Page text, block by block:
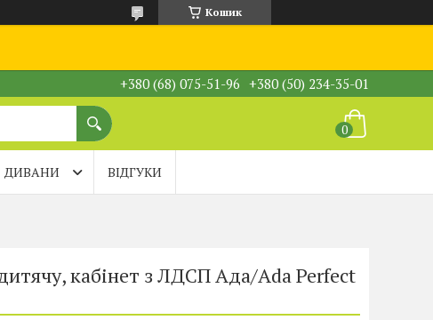
Кошик
+380 (68) 075-51-96 +380 (50) 234-35-01
ДИВАНИ ВІДГУКИ
кабінет з ЛДСП Ада/Ada Perfect